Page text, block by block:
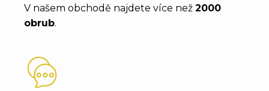
V našem obchodě najdete více než 2000
obrub.